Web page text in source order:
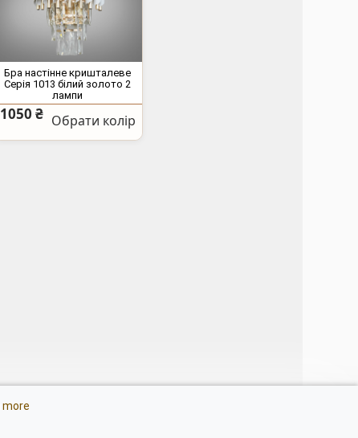
Бра настінне кришталеве
Серія 1013 білий золото 2
лампи
1050 ₴ Обрати колір
люстри з
more